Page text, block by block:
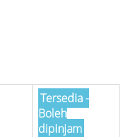
Tersedia -
Boleh
dipinjam